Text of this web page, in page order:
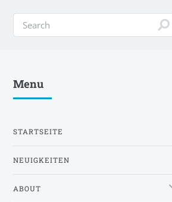
Menu
STARTSEITE
NEUIGKEITEN
ABOUT